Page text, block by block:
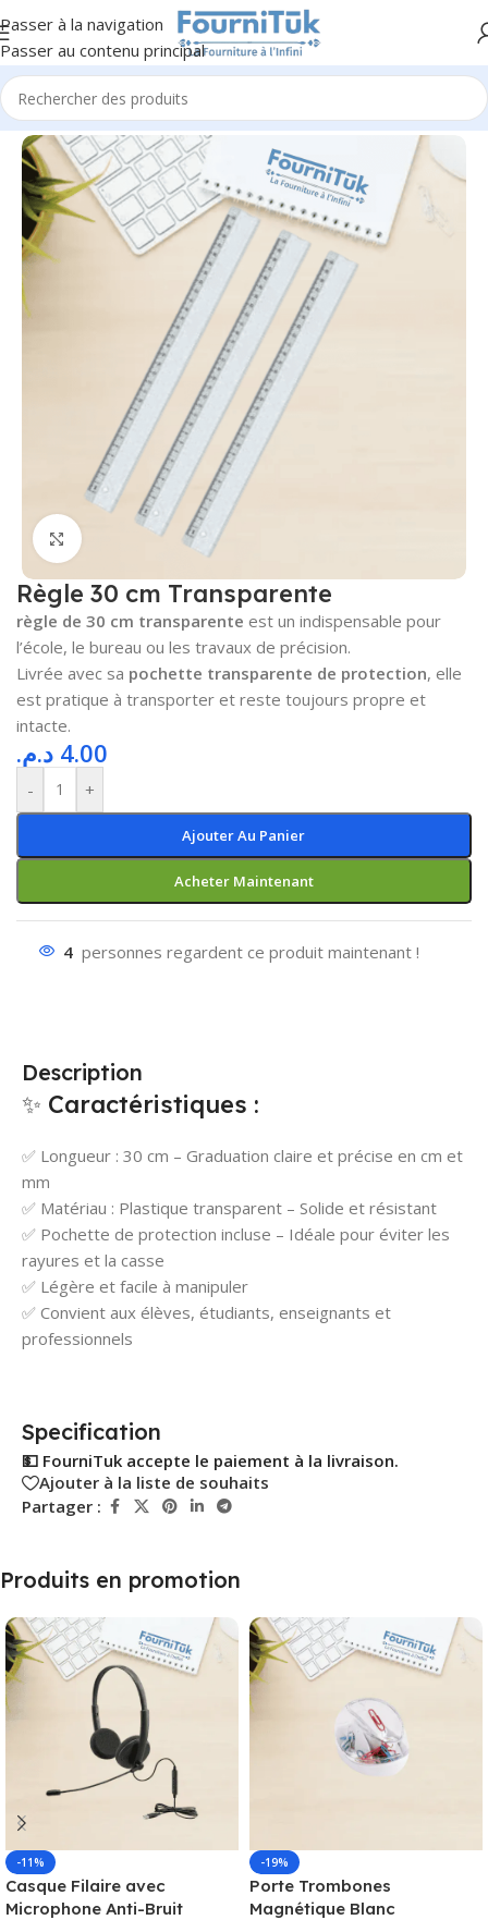
Passer à la navigation
Passer au contenu principal
Accueil/F. Scolaire
Cliquez pour agrandir
Règle 30 cm Transparente
règle de 30 cm transparente est un indispensable pour
l’école, le bureau ou les travaux de précision.
Livrée avec sa pochette transparente de protection, elle
est pratique à transporter et reste toujours propre et
intacte.
4.00 د.م.
- +
Ajouter Au Panier
Acheter Maintenant
4 personnes regardent ce produit maintenant !
Description
✨ Caractéristiques :
✅ Longueur : 30 cm – Graduation claire et précise en cm et
mm
✅ Matériau : Plastique transparent – Solide et résistant
✅ Pochette de protection incluse – Idéale pour éviter les
rayures et la casse
✅ Légère et facile à manipuler
✅ Convient aux élèves, étudiants, enseignants et
professionnels
Specification
💵 FourniTuk accepte le paiement à la livraison.
Ajouter à la liste de souhaits
Partager :
Produits en promotion
-11%
Casque Filaire avec
Microphone Anti-Bruit
-19%
Porte Trombones
Magnétique Blanc